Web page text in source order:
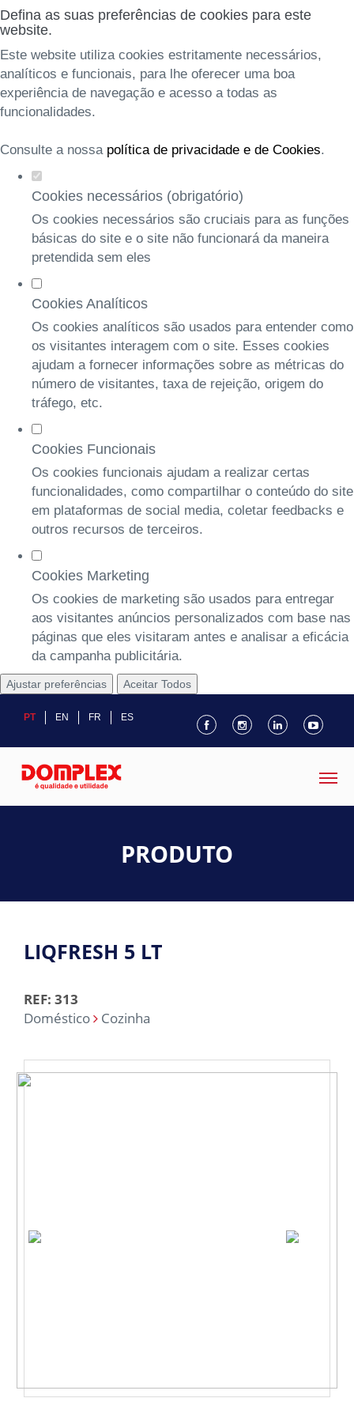
Defina as suas preferências de cookies para este
website.
Este website utiliza cookies estritamente necessários,
analíticos e funcionais, para lhe oferecer uma boa
experiência de navegação e acesso a todas as
funcionalidades.
Consulte a nossa política de privacidade e de Cookies.
Cookies necessários (obrigatório)
Os cookies necessários são cruciais para as funções
básicas do site e o site não funcionará da maneira
pretendida sem eles
Cookies Analíticos
Os cookies analíticos são usados para entender como
os visitantes interagem com o site. Esses cookies
ajudam a fornecer informações sobre as métricas do
número de visitantes, taxa de rejeição, origem do
tráfego, etc.
Cookies Funcionais
Os cookies funcionais ajudam a realizar certas
funcionalidades, como compartilhar o conteúdo do site
em plataformas de social media, coletar feedbacks e
outros recursos de terceiros.
Cookies Marketing
Os cookies de marketing são usados para entregar
aos visitantes anúncios personalizados com base nas
páginas que eles visitaram antes e analisar a eficácia
da campanha publicitária.
Ajustar preferências Aceitar Todos
PT EN FR ES
PRODUTO
LIQFRESH 5 LT
REF: 313
Doméstico
Cozinha